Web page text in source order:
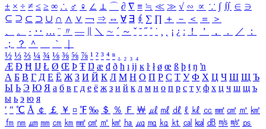
± × ÷ ≠ ≤ ≥ ∞ ∴ ♂ ♀ ∠ ⊥ ⌒ ∂ ∇ ≡ ≒ ≪ ≫ √ ∽ ∝ ∵ ∫ ∬ ∈ ∋
⊆ ⊇ ⊂ ⊃ ∪ ∩ ∧ ∨ ￢ ⇒ ⇔ ∀ ∃ ∮ ∑ ∏ ＋ － ＜ ＝
＞
、
。 · ‥ … ¨ 〃 ― ＼ ∼ ´ ～ ˇ ˘ ˝ ˚ ˙ ¸ ¡ ¿ ː ！ ＇ ， ． ／
：
；
？ ＾ ｀
½ ⅓ ⅔ ¼ ¾ ⅛ ⅜ ⅝ ⅞ ¹ ² ³ ⁴ ⁿ ₁ ₂ ₃ ₄
Æ Ð Ħ Ĳ Ł Ø Œ Þ Ŧ Ŋ æ đ ð ħ ı ĳ ĸ ŀ ł ø œ ß þ ŧ ŋ ŉ
А Б В Г Д Е Ё Ж З И Й К Л М Н О П Р С Т У Ф Х Ц Ч Ш Щ Ъ
Ы Ь Э Ю Я а б в г д е ё ж з и й к л м н о п р с т у ф х ц ч ш щ ъ
ы ь э ю я
′ ″ ℃ Å ￠ ￡ ￥ ¤ ℉ ‰ ＄ ％ Ｆ ￦ ㎕ ㎖ ㎗ ℓ ㎘ ㏄ ㎣ ㎤ ㎥ ㎦
㎙ ㎚ ㎛ ㎜ ㎝ ㎞ ㎟ ㎠ ㎡ ㎢ ㏊ ㎍ ㎎ ㎏ ㏏ ㎈ ㎉ ㏈ ㎧ ㎨ ㎰